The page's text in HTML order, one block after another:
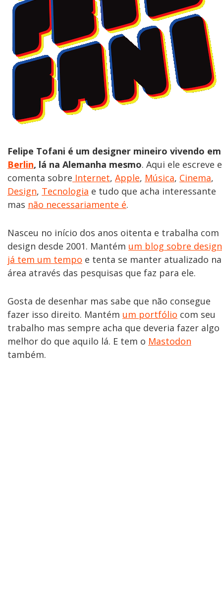
Felipe Tofani é um designer mineiro vivendo em
Berlin, lá na Alemanha mesmo. Aqui ele escreve e
comenta sobre Internet, Apple, Música, Cinema,
Design, Tecnologia e tudo que acha interessante
mas não necessariamente é.
Nasceu no início dos anos oitenta e trabalha com
design desde 2001. Mantém um blog sobre design
já tem um tempo e tenta se manter atualizado na
área através das pesquisas que faz para ele.
Gosta de desenhar mas sabe que não consegue
fazer isso direito. Mantém um portfólio com seu
trabalho mas sempre acha que deveria fazer algo
melhor do que aquilo lá. E tem o Mastodon
também.